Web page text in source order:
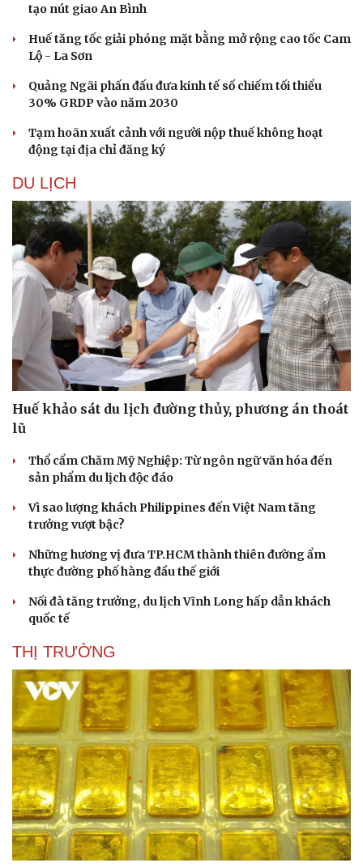
Văn hóa
Sân khấu - Điện ảnh
Văn học
Âm nhạc
Di sản
Giải trí
Nghệ sĩ
Thời trang
tạo nút giao An Bình
Huế tăng tốc giải phóng mặt bằng mở rộng cao tốc Cam
Lộ - La Sơn
Quảng Ngãi phấn đấu đưa kinh tế số chiếm tối thiểu
30% GRDP vào năm 2030
Tạm hoãn xuất cảnh với người nộp thuế không hoạt
động tại địa chỉ đăng ký
DU LỊCH
Huế khảo sát du lịch đường thủy, phương án thoát
lũ
Thổ cẩm Chăm Mỹ Nghiệp: Từ ngôn ngữ văn hóa đến
sản phẩm du lịch độc đáo
Vì sao lượng khách Philippines đến Việt Nam tăng
trưởng vượt bậc?
Những hương vị đưa TP.HCM thành thiên đường ẩm
thực đường phố hàng đầu thế giới
Nối đà tăng trưởng, du lịch Vĩnh Long hấp dẫn khách
quốc tế
THỊ TRƯỜNG